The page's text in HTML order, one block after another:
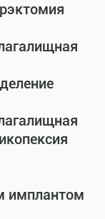
имплантом